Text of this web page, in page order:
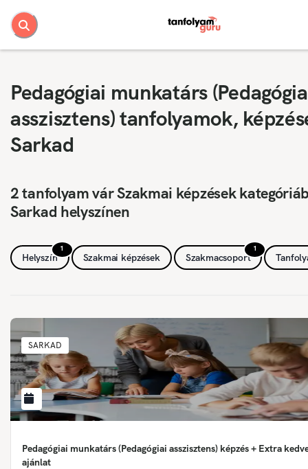
Pedagógiai munkatárs
asszisztens) tanfolyamok,
Sarkad
2 tanfolyam vár Szakmai képzések
Sarkad helyszínen
1
Helyszín Szakmai képzések
1
Szakmacsoport
SARKAD
Pedagógiai munkatárs (Pedagógiai asszisztens) képzés + Extra
ajánlat